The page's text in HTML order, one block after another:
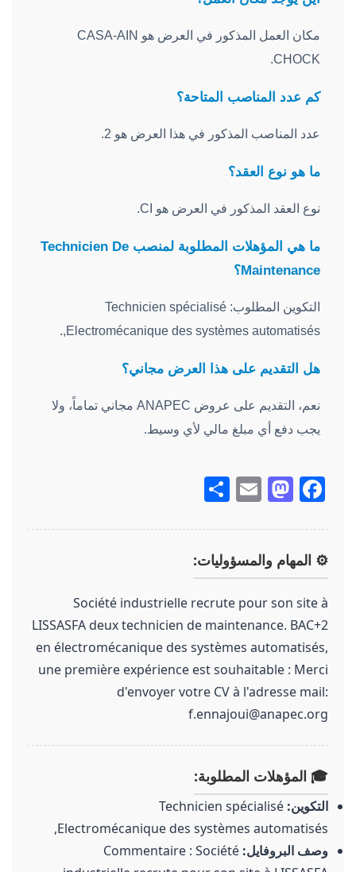
مكان العمل المذكور في العرض هو CASA-AIN
CHOCK.
كم عدد المناصب المتاحة؟
عدد المناصب المذكور في هذا العرض هو 2.
ما هو نوع العقد؟
نوع العقد المذكور في العرض هو CI.
ما هي المؤهلات المطلوبة لمنصب Technicien De
Maintenance؟
التكوين المطلوب: Technicien spécialisé
,Electromécanique des systèmes automatisés.
هل التقديم على هذا العرض مجاني؟
نعم، التقديم على عروض ANAPEC مجاني تماماً، ولا
يجب دفع أي مبلغ مالي لأي وسيط.
Facebook
Mastodon
Email
⚙️ المهام والمسؤوليات:
Société industrielle recrute pour son site à
LISSASFA deux technicien de maintenance. BAC+2
en électromécanique des systèmes automatisés,
une première expérience est souhaitable : Merci
d'envoyer votre CV à l'adresse mail:
f.ennajoui@anapec.org
🎓 المؤهلات المطلوبة:
التكوين: Technicien spécialisé
,Electromécanique des systèmes automatisés
وصف البروفايل: Commentaire : Société